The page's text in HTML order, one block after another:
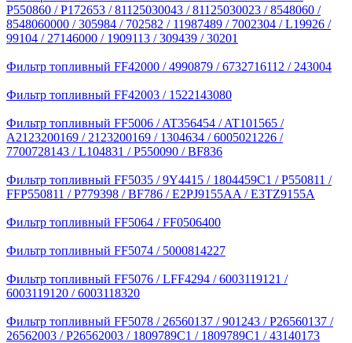
P550860 / P172653 / 81125030043 / 81125030023 / 8548060 /
8548060000 / 305984 / 702582 / 11987489 / 7002304 / L19926 /
99104 / 27146000 / 1909113 / 309439 / 30201
Фильтр топливный FF42000 / 4990879 / 6732716112 / 243004
Фильтр топливный FF42003 / 1522143080
Фильтр топливный FF5006 / AT356454 / AT101565 /
A2123200169 / 2123200169 / 1304634 / 6005021226 /
7700728143 / L104831 / P550090 / BF836
Фильтр топливный FF5035 / 9Y4415 / 1804459C1 / P550811 /
FFP550811 / P779398 / BF786 / E2PJ9155AA / E3TZ9155A
Фильтр топливный FF5064 / FF0506400
Фильтр топливный FF5074 / 5000814227
Фильтр топливный FF5076 / LFF4294 / 6003119121 /
6003119120 / 6003118320
Фильтр топливный FF5078 / 26560137 / 901243 / P26560137 /
26562003 / P26562003 / 1809789C1 / 1809789C1 / 43140173